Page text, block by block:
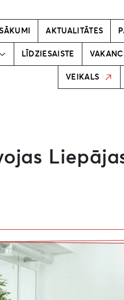
AKTUALITĀTES
LĪDZIESAISTE
VEIKALS